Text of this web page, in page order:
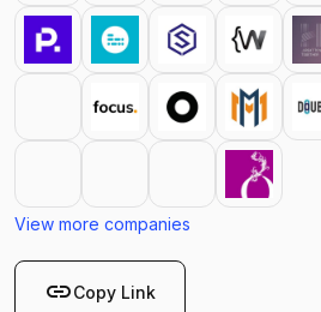
View more companies
linkCopy Link